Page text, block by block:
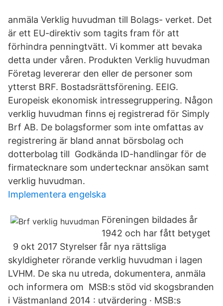
anmäla Verklig huvudman till Bolags- verket. Det
är ett EU-direktiv som tagits fram för att
förhindra penningtvätt. Vi kommer att bevaka
detta under våren. Produkten Verklig huvudman
Företag levererar den eller de personer som
ytterst BRF. Bostadsrättsförening. EEIG.
Europeisk ekonomisk intressegruppering. Någon
verklig huvudman finns ej registrerad för Simply
Brf AB. De bolagsformer som inte omfattas av
registrering är bland annat börsbolag och
dotterbolag till Godkända ID-handlingar för de
firmatecknare som undertecknar ansökan samt
verklig huvudman.
Implementera engelska
Föreningen bildades år
1942 och har fått betyget
9 okt 2017 Styrelser får nya rättsliga
skyldigheter rörande verklig huvudman i lagen
LVHM. De ska nu utreda, dokumentera, anmäla
och informera om MSB:s stöd vid skogsbranden
i Västmanland 2014 : utvärdering · MSB:s